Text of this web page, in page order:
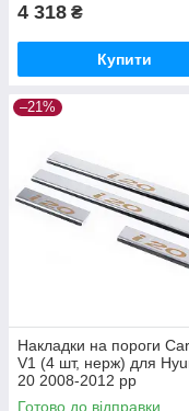
4 318 ₴
Купити
–21%
Накладки на пороги
V1 (4 шт, нерж) для
20 2008-2012 рр
Готово до відправки